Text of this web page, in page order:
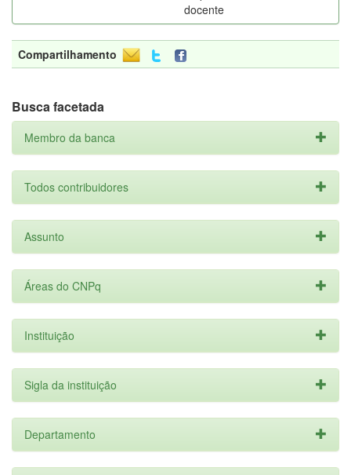
docente
Compartilhamento
Busca facetada
Membro da banca
Todos contribuidores
Assunto
Áreas do CNPq
Instituição
Sigla da instituição
Departamento